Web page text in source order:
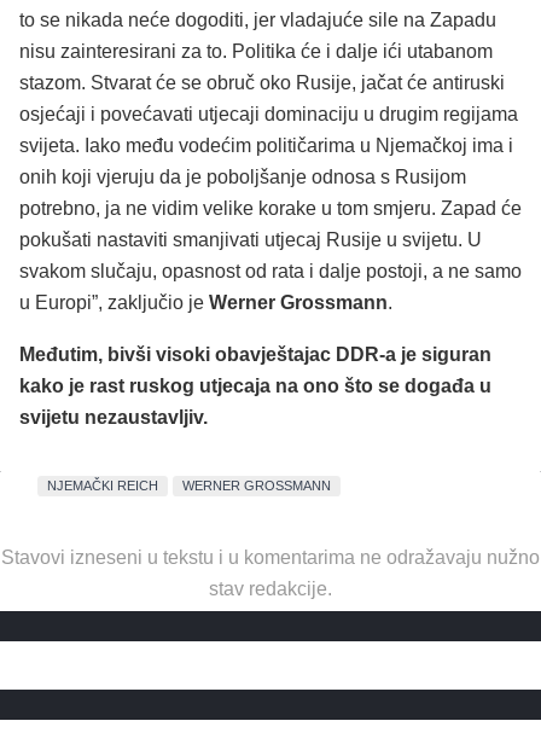
to se nikada neće dogoditi, jer vladajuće sile na Zapadu
nisu zainteresirani za to. Politika će i dalje ići utabanom
stazom. Stvarat će se obruč oko Rusije, jačat će antiruski
osjećaji i povećavati utjecaji dominaciju u drugim regijama
svijeta. Iako među vodećim političarima u Njemačkoj ima i
onih koji vjeruju da je poboljšanje odnosa s Rusijom
potrebno, ja ne vidim velike korake u tom smjeru. Zapad će
pokušati nastaviti smanjivati utjecaj Rusije u svijetu. U
svakom slučaju, opasnost od rata i dalje postoji, a ne samo
u Europi”, zaključio je Werner Grossmann.
Međutim, bivši visoki obavještajac DDR-a je siguran
kako je rast ruskog utjecaja na ono što se događa u
svijetu nezaustavljiv.
NJEMAČKI REICH WERNER GROSSMANN
Stavovi izneseni u tekstu i u komentarima ne odražavaju nužno
stav redakcije.